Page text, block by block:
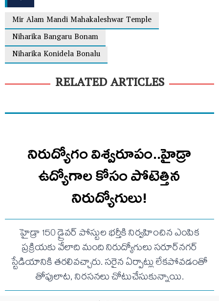
Mir Alam Mandi Mahakaleshwar Temple
Niharika Bangaru Bonam
Niharika Konidela Bonalu
RELATED ARTICLES
నిరుద్యోగం విశ్వరూపం..హైడ్రా
ఉద్యోగాల కోసం పోటెత్తిన
నిరుద్యోగులు!
హైడ్రా 150 డ్రైవర్ పోస్టుల భర్తీకి నిర్వహించిన ఎంపిక
ప్రక్రియకు వేలాది మంది నిరుద్యోగులు సరూర్‌నగర్
స్టేడియానికి తరలివచ్చారు. సరైన ఏర్పాట్లు లేకపోవడంతో
తోపులాట, నిరసనలు చోటుచేసుకున్నాయి.